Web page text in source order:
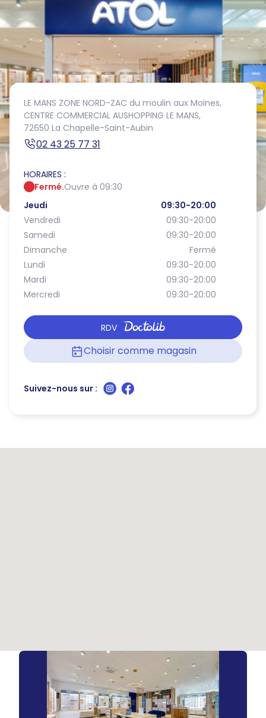
LE MANS ZONE NORD-ZAC du moulin aux Moines,
CENTRE COMMERCIAL AUSHOPPING LE MANS,
72650 La Chapelle-Saint-Aubin
02 43 25 77 31
HORAIRES :
Fermé.Ouvre à 09:30
Jeudi
09:30-20:00
Vendredi
09:30-20:00
Samedi
09:30-20:00
Dimanche
Fermé
Lundi
09:30-20:00
Mardi
09:30-20:00
Mercredi
09:30-20:00
RDV
Choisir comme magasin
Suivez-nous sur :